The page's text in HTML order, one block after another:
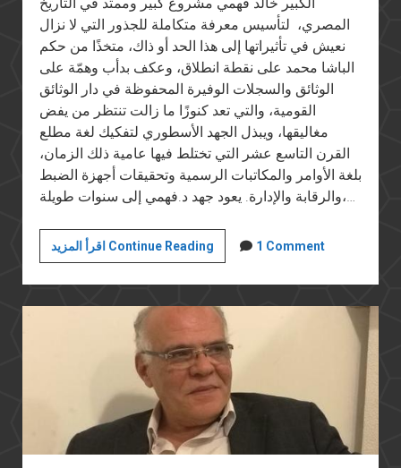
المصري، لتأسيس معرفة متكاملة للجذور التي ﻻ نزال
نعيش في تأثيراتها إلى هذا الحد أو ذاك، متخذًا من حكم
الباشا محمد على نقطة انطلاق، وعكف بدأب وهمّة على
الوثائق والسجلات الوفيرة المحفوظة في دار الوثائق
القومية، والتي تعد كنوزًا ما زالت تنتظر من يفض
مغاليقها، ويبذل الجهد الأسطوري لتفكيك لغة مطلع
القرن التاسع عشر التي تختلط فيها عامية ذلك الزمان،
بلغة الأوامر والمكاتبات الرسمية وتحقيقات أجهزة الضبط
والرقابة والإدارة. يعود جهد د.فهمي إلى سنوات طويلة،…
اقرأ المزيد Continue Reading«السعي
للعدالة»..
خطوة
جديدة
في
مشروع
طموح
1 Comment